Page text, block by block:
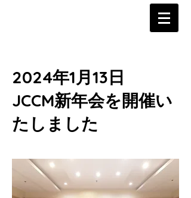
2024年1月13日
JCCM新年会を開催い
たしました